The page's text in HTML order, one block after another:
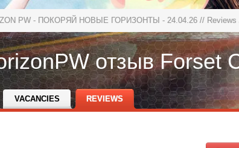
PW - ПОКОРЯЙ НОВЫЕ ГОРИЗОНТЫ - 24.04.26 // Reviews
отзыв Forset
VACANCIES REVIEWS